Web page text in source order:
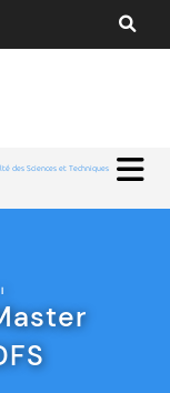
des Sciences et Techniques
|